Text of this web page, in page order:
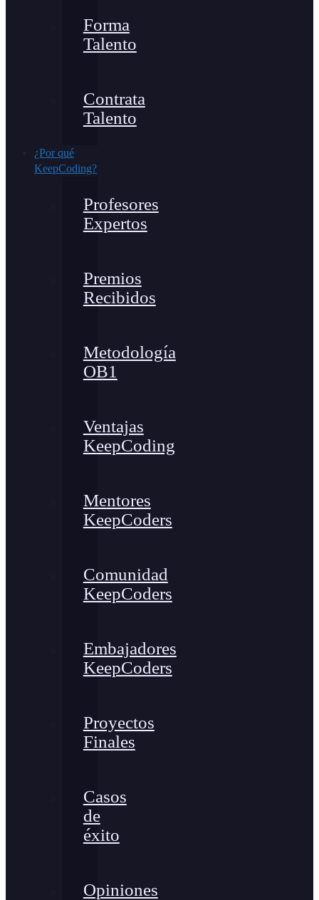
Forma
Talento
Contrata
Talento
¿Por qué
KeepCoding?
Profesores
Expertos
Premios
Recibidos
Metodología
OB1
Ventajas
KeepCoding
Mentores
KeepCoders
Comunidad
KeepCoders
Embajadores
KeepCoders
Proyectos
Finales
Casos
de
éxito
Opiniones